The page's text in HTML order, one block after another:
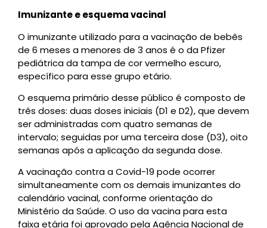
Imunizante e esquema vacinal
O imunizante utilizado para a vacinação de bebês
de 6 meses a menores de 3 anos é o da Pfizer
pediátrica da tampa de cor vermelho escuro,
específico para esse grupo etário.
O esquema primário desse público é composto de
três doses: duas doses iniciais (D1 e D2), que devem
ser administradas com quatro semanas de
intervalo; seguidas por uma terceira dose (D3), oito
semanas após a aplicação da segunda dose.
A vacinação contra a Covid-19 pode ocorrer
simultaneamente com os demais imunizantes do
calendário vacinal, conforme orientação do
Ministério da Saúde. O uso da vacina para esta
faixa etária foi aprovado pela Agência Nacional de